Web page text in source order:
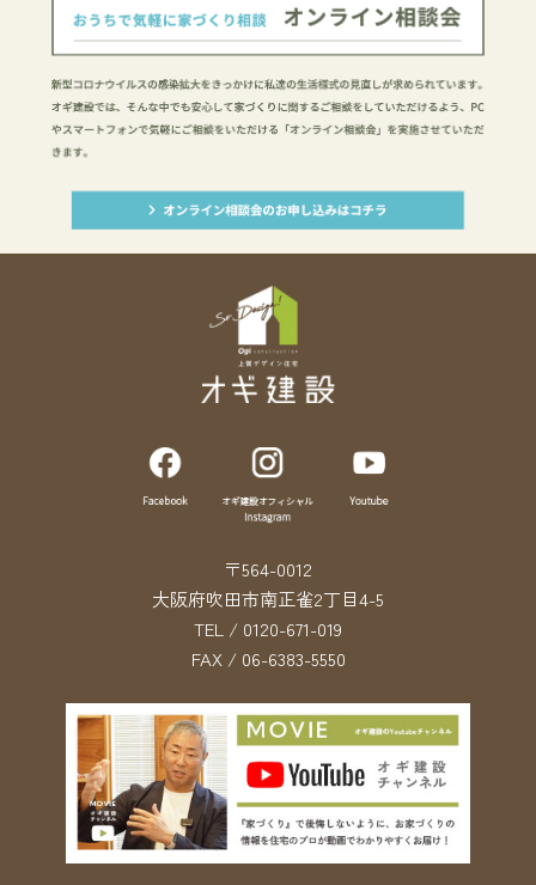
〒564-0012
大阪府吹田市南正雀2丁目4-5
TEL / 0120-671-019
FAX / 06-6383-5550